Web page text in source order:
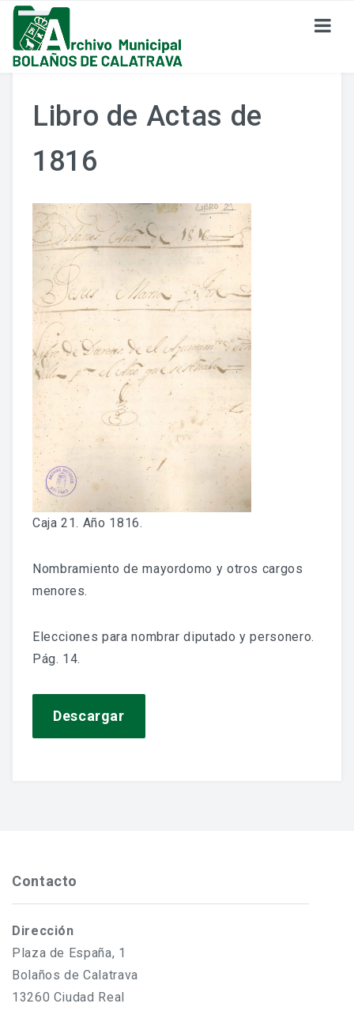
Formulario De Contacto
Historia Del Archivo
Reglamento De Uso Del Archivo
FONDO DOCUMENTAL
Fondo Eclesiástico
Fondo Histórico
Fondo Notarial
Catálogos Y Cuadros De Clasificación
Categorías
Libros De Actas
Reales Provisiones
Jornadas De Historia Local
Libro de Actas de
1816
Caja 21. Año 1816.
Nombramiento de mayordomo y otros cargos
menores.
Elecciones para nombrar diputado y personero.
Pág. 14.
Descargar
Contacto
Dirección
Plaza de España, 1
Bolaños de Calatrava
13260 Ciudad Real